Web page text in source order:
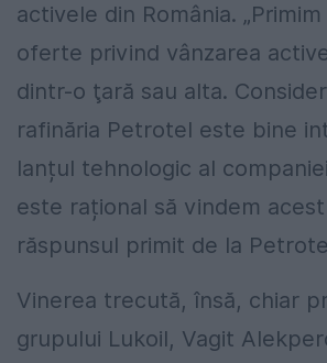
activele din România.
oferte privind vânzarea
dintr-o ţară sau alta.
rafinăria Petrotel este bine
lanțul tehnologic al
este rațional să vindem
răspunsul primit de la
Vinerea trecută, însă, chiar
grupului Lukoil, Vagit